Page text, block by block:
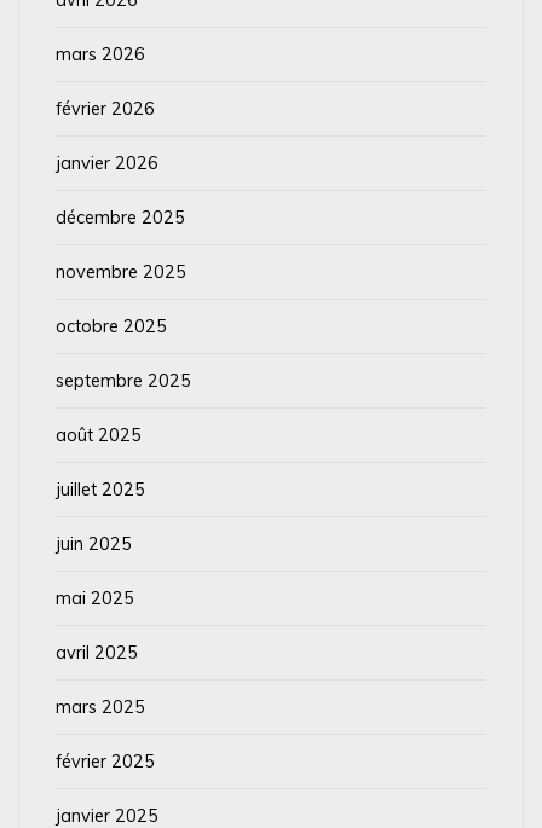
mars 2026
février 2026
janvier 2026
décembre 2025
novembre 2025
octobre 2025
septembre 2025
août 2025
juillet 2025
juin 2025
mai 2025
avril 2025
mars 2025
février 2025
janvier 2025